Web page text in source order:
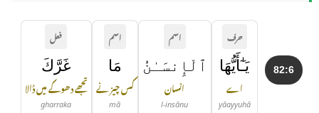
82:6
حرف
يَـٰٓأَيُّهَا
اے
yāayyuhā
اسم
ٱلْإِنسَـٰنُ
انسان
l-insānu
اسم
مَا
کس چیز نے
mā
فعل
غَرَّكَ
تجھے دھوکے میں ڈالا
gharraka